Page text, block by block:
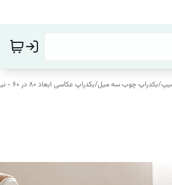
/بکدراپ چوب سه میل/بکدراپ عکاسی ابعاد 80 در 60 - نیروانا